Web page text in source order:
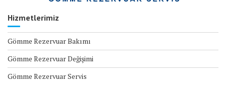
Hizmetlerimiz
Gömme Rezervuar Bakımı
Gömme Rezervuar Değişimi
Gömme Rezervuar Servis